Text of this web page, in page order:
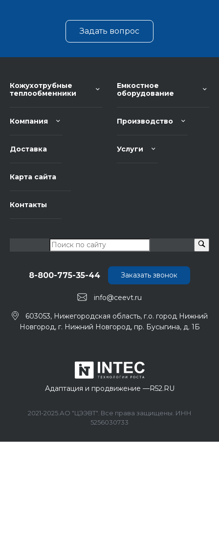
Задать вопрос
Кожухотрубные
теплообменники
Емкостное
оборудование
Компания
Доставка
Карта сайта
Контакты
Производство
Услуги
8-800-775-35-44
info@ceevt.ru
Заказать звонок
603053, Нижегородская область, г.о. город Нижний
Новгород, г. Нижний Новгород, пр. Бусыгина, д. 1Б
2021-2025.АО "ЦЭЭВТ". Все права защищены. ИНН
5256030733
Адаптация и продвижение —R52.RU